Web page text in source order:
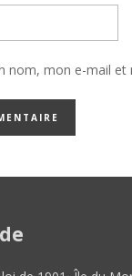
nom, mon e-mail